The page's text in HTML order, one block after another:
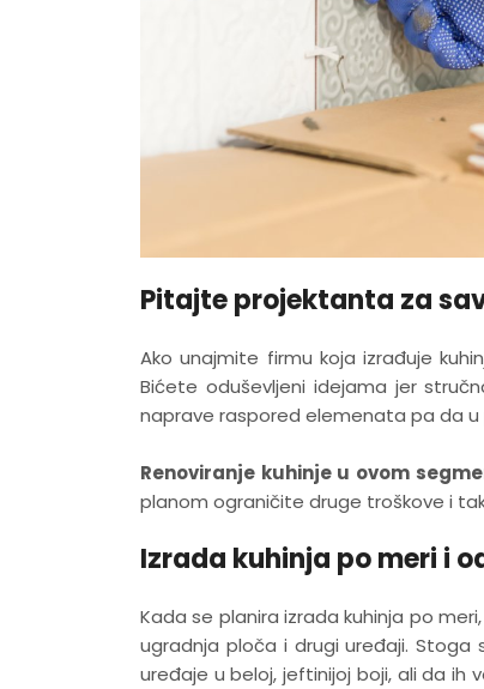
Pitajte projektanta za
Ako unajmite firmu koja izrađuje
Bićete oduševljeni idejama jer
naprave raspored elemenata pa da
Renoviranje kuhinje u ovom
planom ograničite druge troškove i
Izrada kuhinja po meri i
Kada se planira izrada kuhinja po
ugradnja ploča i drugi uređaji.
uređaje u beloj, jeftinijoj boji, ali da